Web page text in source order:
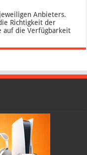
Anbieters.
Richtigkeit der
auf die Verfügbarkeit